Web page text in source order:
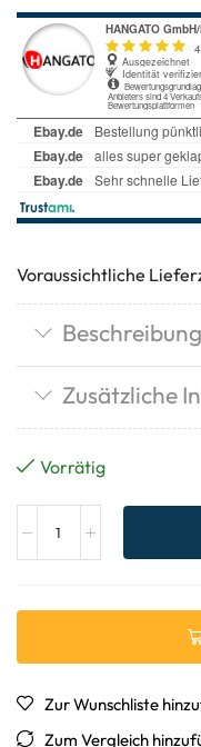
Voraussichtliche
Beschreibung
Zusätzliche
Vorrätig
Zur Wunschliste
Zum Vergleich